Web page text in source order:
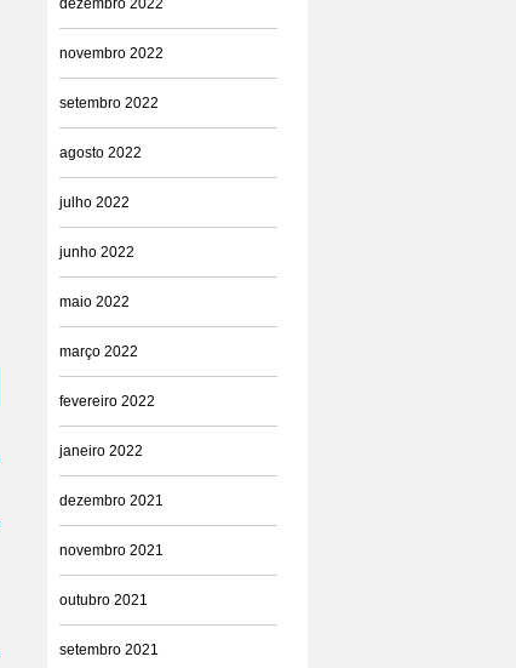
dezembro 2022
novembro 2022
setembro 2022
agosto 2022
julho 2022
junho 2022
maio 2022
março 2022
fevereiro 2022
janeiro 2022
dezembro 2021
novembro 2021
outubro 2021
setembro 2021